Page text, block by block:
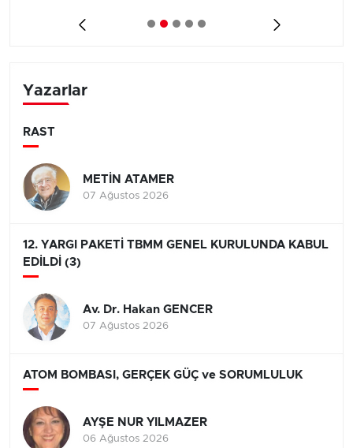
Yazarlar
RAST
METİN ATAMER
07 Ağustos 2026
12. YARGI PAKETİ TBMM GENEL KURULUNDA KABUL
EDİLDİ (3)
Av. Dr. Hakan GENCER
07 Ağustos 2026
ATOM BOMBASI, GERÇEK GÜÇ ve SORUMLULUK
AYŞE NUR YILMAZER
06 Ağustos 2026